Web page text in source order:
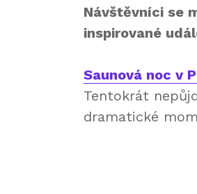
Návštěvníci se
inspirované
Saunová noc v
Tentokrát
dramatické